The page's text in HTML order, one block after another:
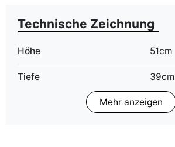
Technische Zeichnung
Höhe 51cm
Tiefe 39cm
Matt
Mehr anzeigen